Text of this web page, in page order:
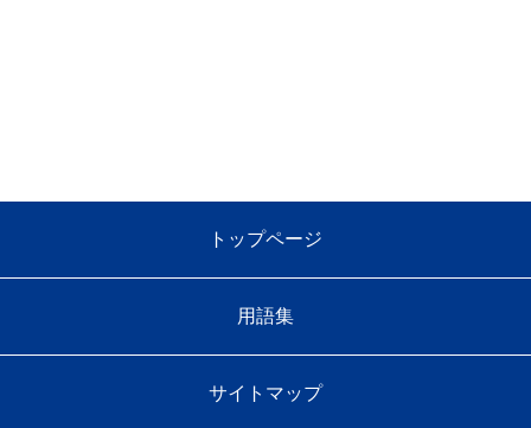
トップページ
用語集
サイトマップ